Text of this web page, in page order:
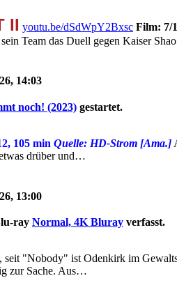
II youtu.be/dSdWpY2Bxsc Film: 7/
Team das Duell gegen Kaiser
14:03
noch! (2023) gestartet.
105 min Quelle: HD-Strom [Ama.]
drüber und…
13:00
ray Normal, 4K Bluray verfasst.
seit "Nobody" ist Odenkirk im
zur Sache. Aus…